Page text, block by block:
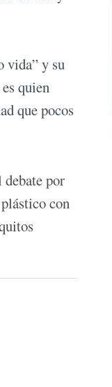
vida” y su
quien
que pocos
por
con